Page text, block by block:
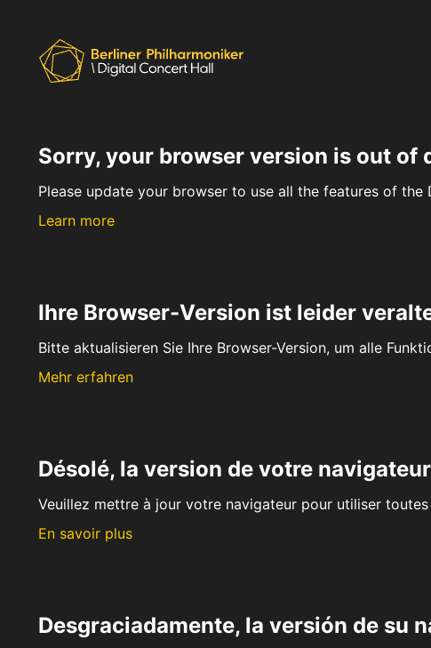
Sorry, your browser version is out of
Please update your browser to use all the features of the
Learn more
Ihre Browser-Version ist leider
Bitte aktualisieren Sie Ihre Browser-Version, um alle
Mehr erfahren
Désolé, la version de votre
Veuillez mettre à jour votre navigateur pour utiliser
En savoir plus
Desgraciadamente, la versión de su